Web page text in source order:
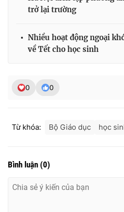
Ðiện thoại Thời báo VTV:024.66
Liên hệ quảng cáo:
024-7300.7108
® Cấm sao chép dưới mọi hình thức
thông tin từ website này.
trở lại trường
Nhiều hoạt động ngoại
về Tết cho học sinh
0 0
Từ khóa: Bộ Giáo dục học
Bình luận (0)